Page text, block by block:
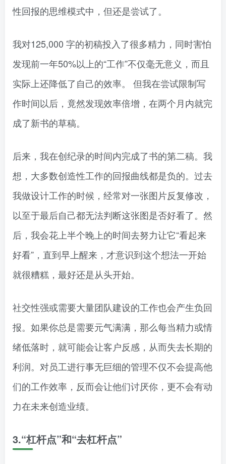
性回报的思维模式中，但还是尝试了。
我对125,000 字的初稿投入了很多精力，同时害怕
发现前一年50%以上的“工作”不仅毫无意义，而且
实际上还降低了自己的效率。 但我在尝试限制写
作时间以后，竟然发现效率倍增，在两个月内就完
成了新书的草稿。
后来，我在创纪录的时间内完成了书的第二稿。我
想，大多数创造性工作的回报曲线都是负的。过去
我做设计工作的时候，经常对一张图片反复修改，
以至于最后自己都无法判断这张图是否好看了。然
后，我会花上半个晚上的时间去努力让它“看起来
好看”，直到早上醒来，才意识到这个想法一开始
就很糟糕，最好还是从头开始。
社交性强或需要大量团队建设的工作也会产生负回
报。如果你总是需要元气满满，那么每当精力或情
绪低落时，就可能会让客户反感，从而失去长期的
利润。对员工进行事无巨细的管理不仅不会提高他
们的工作效率，反而会让他们讨厌你，更不会有动
力在未来创造业绩。
3.“杠杆点”和“去杠杆点”